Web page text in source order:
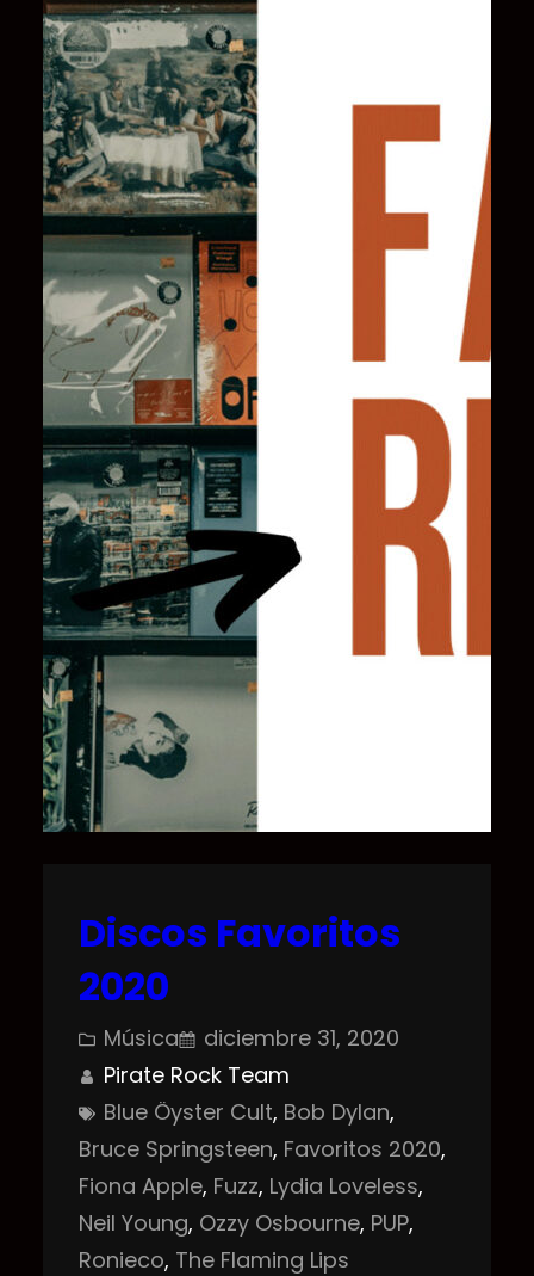
Discos Favoritos
2020
Música
diciembre 31, 2020
Pirate Rock Team
Blue Öyster Cult, Bob Dylan
Bruce Springsteen, Favoritos 2020
Fiona Apple, Fuzz, Lydia Loveless
Neil Young, Ozzy Osbourne, PUP
Ronieco, The Flaming Lips